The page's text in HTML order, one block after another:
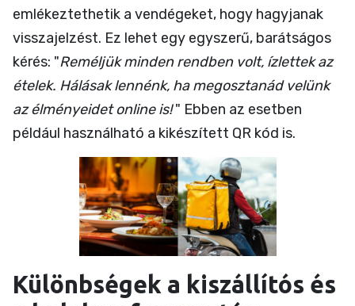
emlékeztethetik a vendégeket, hogy hagyjanak
visszajelzést. Ez lehet egy egyszerű, barátságos
kérés: "Reméljük minden rendben volt, ízlettek az
ételek. Hálásak lennénk, ha megosztanád velünk
az élményeidet online is!" Ebben az esetben
például használható a kikészített QR kód is.
Különbségek a kiszállítós és